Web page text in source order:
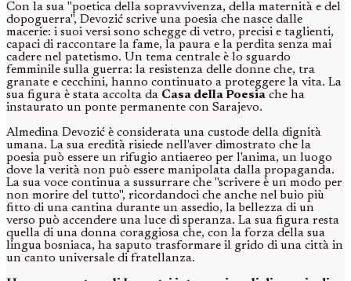
Con la sua "poetica della sopravvivenza, della maternità e del
dopoguerra", Devozić scrive una poesia che nasce dalle
macerie: i suoi versi sono schegge di vetro, precisi e taglienti,
capaci di raccontare la fame, la paura e la perdita senza mai
cadere nel patetismo. Un tema centrale è lo sguardo
femminile sulla guerra: la resistenza delle donne che, tra
granate e cecchini, hanno continuato a proteggere la vita. La
sua figura è stata accolta da Casa della Poesia che ha
instaurato un ponte permanente con Sarajevo.
Almedina Devozić è considerata una custode della dignità
umana. La sua eredità risiede nell'aver dimostrato che la
poesia può essere un rifugio antiaereo per l'anima, un luogo
dove la verità non può essere manipolata dalla propaganda.
La sua voce continua a sussurrare che "scrivere è un modo per
non morire del tutto", ricordandoci che anche nel buio più
fitto di una cantina durante un assedio, la bellezza di un
verso può accendere una luce di speranza. La sua figura resta
quella di una donna coraggiosa che, con la forza della sua
lingua bosniaca, ha saputo trasformare il grido di una città in
un canto universale di fratellanza.